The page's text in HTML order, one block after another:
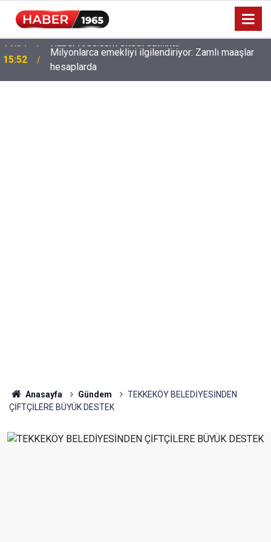
15:52
Milyonlarca emekliyi ilgilendiriyor: Zamlı maaşlar
hesaplarda
Anasayfa Gündem
TEKKEKÖY BELEDİYESİNDEN
ÇİFTÇİLERE BÜYÜK DESTEK